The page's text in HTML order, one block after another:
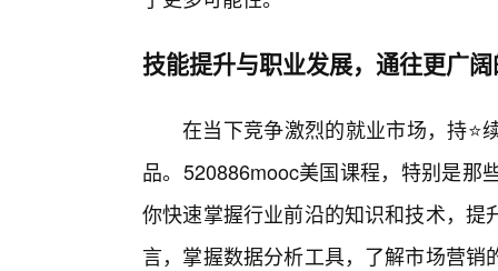
技能提升与职业发展，通往更广
在当下竞争激烈的就业市场，持⭐
品。520886mooc美国课程，特别是那
你快速掌握行业前沿的知识和技术，
言，掌握数据分析工具，了解市场营